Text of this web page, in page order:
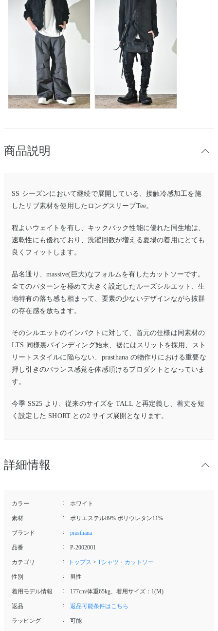
商品説明
SS シーズンにおいて継続で展開している、接触冷感加工を施
したリブ素材を使用したロングスリーブTee。
程よいウェイトを有し、キックバック性能に優れた同生地は、
速乾性にも優れており、洗濯回数が増える夏場の着用にとても
良くフィットします。
品名通り、massive(巨大)なフォルムを有したカットソーです。
全てのパターンを極めて大きく設定したルーズシルエット、生
地特有の落ち感も相まって、要素の少ないデザインながら抜群
の存在感を放ちます。
そのシルエットのインパクトに対して、首元の仕様は同素材の
LTS 同様裏バインディング始末、裾にはスリットを採用、スト
リートスタイルに陥らない、prasthana の物作りにおける重要な
押し引きのバランス感覚を体感頂けるプロダクトとなっていま
す。
今季 SS25 より、従来のサイズを TALL と再定義し、着丈を短
く設定した SHORT との2 サイズ展開となります。
詳細情報
カラー ホワイト
素材 ポリエステル89% ポリウレタン11%
ブランド prasthana
品番 P-2002001
カテゴリ トップス > Tシャツ・カットソー
性別 男性
着用モデル情報 177cm/体重65kg、着用サイズ：1(M)
返品 返品可能条件はこちら
ラッピング 可能